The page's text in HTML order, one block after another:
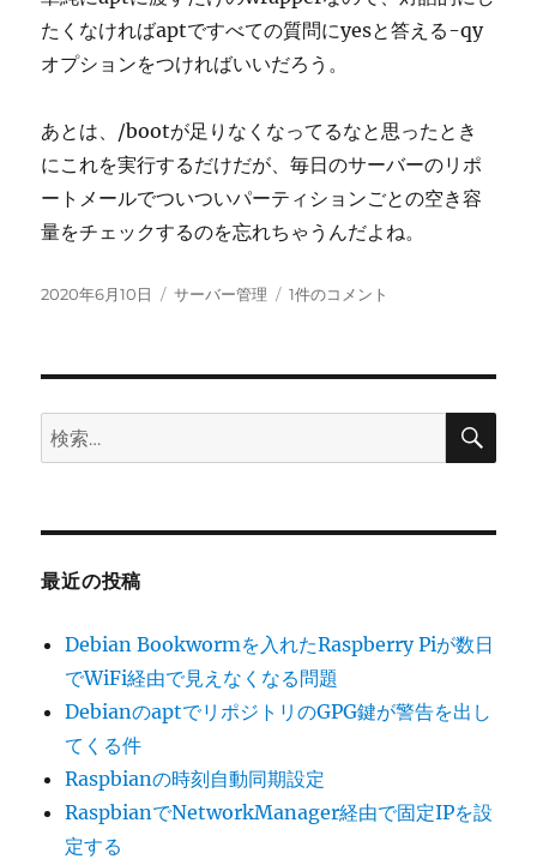
たくなければaptですべての質問にyesと答える-qy
オプションをつければいいだろう。
あとは、/bootが足りなくなってるなと思ったとき
にこれを実行するだけだが、毎日のサーバーのリポ
ートメールでついついパーティションごとの空き容
量をチェックするのを忘れちゃうんだよね。
投
2020年6月10日
カ
サーバー管理
Debian
が
ま
場
合
対
へ
1件のコメント
検
索:
検
最近の投稿
Debian Bookwormを入れたRaspberry Piが数日
でWiFi経由で見えなくなる問題
DebianのaptでリポジトリのGPG鍵が警告を出し
てくる件
Raspbianの時刻自動同期設定
RaspbianでNetworkManager経由で固定IPを設
定する